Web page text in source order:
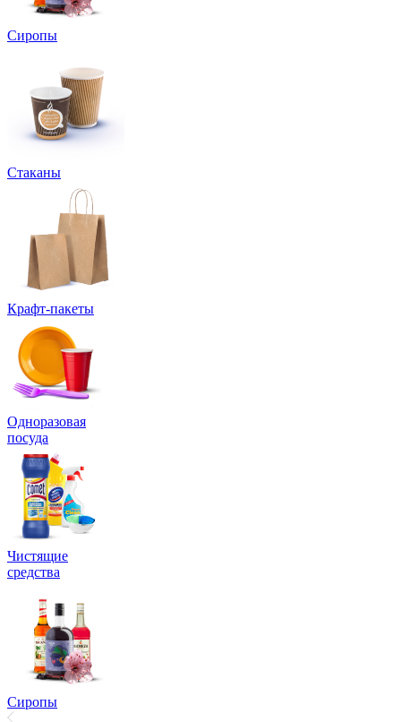
Сиропы
Стаканы
Крафт-пакеты
Одноразовая
посуда
Чистящие
средства
Сиропы